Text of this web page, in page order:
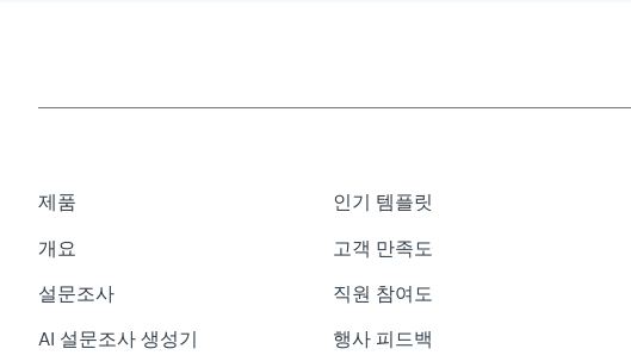
제품
개요
설문조사
AI 설문조사 생성기
인기 템플릿
고객 만족도
직원 참여도
행사 피드백